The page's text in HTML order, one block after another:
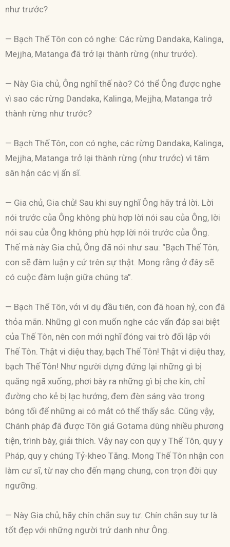
như trước?
— Bạch Thế Tôn con có nghe: Các rừng Dandaka, Kalinga,
Mejjha, Matanga đã trở lại thành rừng (như trước).
— Này Gia chủ, Ông nghĩ thế nào? Có thể Ông được nghe
vì sao các rừng Dandaka, Kalinga, Mejjha, Matanga trở
thành rừng như trước?
— Bạch Thế Tôn, con có nghe, các rừng Dandaka, Kalinga,
Mejjha, Matanga trở lại thành rừng (như trước) vì tâm
sân hận các vị ẩn sĩ.
— Gia chủ, Gia chủ! Sau khi suy nghĩ Ông hãy trả lời. Lời
nói trước của Ông không phù hợp lời nói sau của Ông, lời
nói sau của Ông không phù hợp lời nói trước của Ông.
Thế mà này Gia chủ, Ông đã nói như sau: “Bạch Thế Tôn,
con sẽ đàm luận y cứ trên sự thật. Mong rằng ở đây sẽ
có cuộc đàm luận giữa chúng ta”.
— Bạch Thế Tôn, với ví dụ đầu tiên, con đã hoan hỷ, con đã
thỏa mãn. Những gì con muốn nghe các vấn đáp sai biệt
của Thế Tôn, nên con mới nghĩ đóng vai trò đối lập với
Thế Tôn. Thật vi diệu thay, bạch Thế Tôn! Thật vi diệu thay,
bạch Thế Tôn! Như người dựng đứng lại những gì bị
quăng ngã xuống, phơi bày ra những gì bị che kín, chỉ
đường cho kẻ bị lạc hướng, đem đèn sáng vào trong
bóng tối để những ai có mắt có thể thấy sắc. Cũng vậy,
Chánh pháp đã được Tôn giả Gotama dùng nhiều phương
tiện, trình bày, giải thích. Vậy nay con quy y Thế Tôn, quy y
Pháp, quy y chúng Tỷ-kheo Tăng. Mong Thế Tôn nhận con
làm cư sĩ, từ nay cho đến mạng chung, con trọn đời quy
ngưỡng.
— Này Gia chủ, hãy chín chắn suy tư. Chín chắn suy tư là
tốt đẹp với những người trứ danh như Ông.